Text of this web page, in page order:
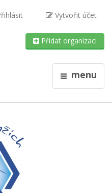
Vytvořit účet
Přidat organizaci
menu